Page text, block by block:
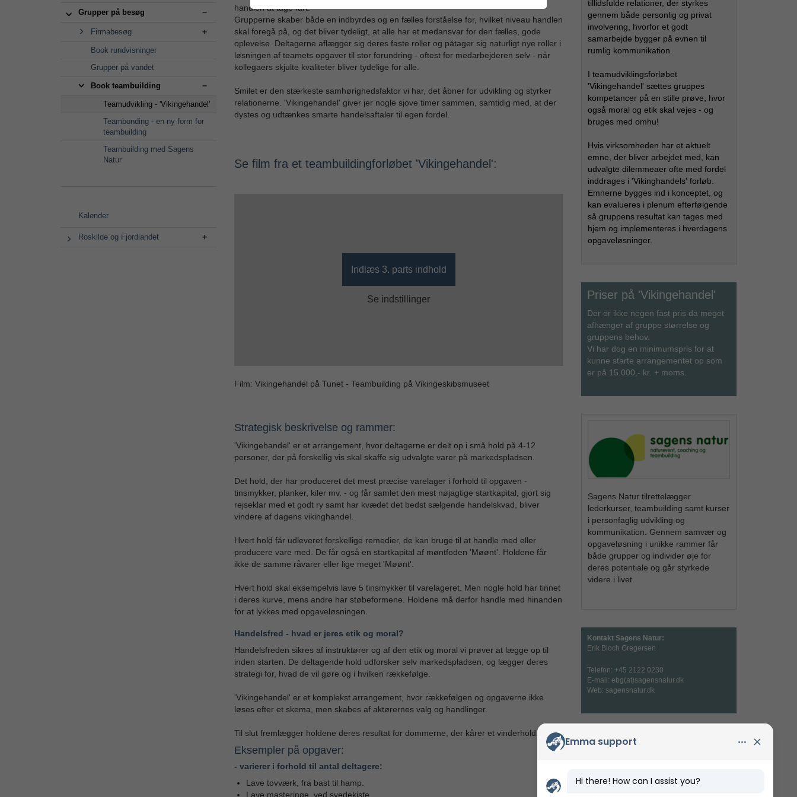
Grupper på besøg
Firmabesøg
Book rundvisninger
Grupper på vandet
Book teambuilding
Teamudvikling - 'Vikingehandel'
Teambonding - en ny form for
teambuilding
Teambuilding med Sagens
Natur
Kalender
Roskilde og Fjordlandet
handlen at tage fart.
Grupperne skaber både en indbyrdes og en fælles forståelse for, hvilket niveau handlen
skal foregå på, og det bliver tydeligt, at alle har et medansvar for den fælles, gode
oplevelse. Deltagerne aflægger sig deres faste roller og påtager sig naturligt nye roller i
løsningen af teamets opgaver til stor forundring - oftest for medarbejderen selv - når
kollegaers skjulte kvaliteter bliver tydelige for alle.
Smilet er den stærkeste samhørighedsfaktor vi har, det åbner for udvikling og styrker
relationerne. 'Vikingehandel' giver jer nogle sjove timer sammen, samtidig med, at der
dystes og udtænkes smarte handelsaftaler til egen fordel.
Se film fra et teambuildingforløbet 'Vikingehandel':
Indlæs 3. parts indhold
Se indstillinger
Film: Vikingehandel på Tunet - Teambuilding på Vikingeskibsmuseet
Strategisk beskrivelse og rammer:
'Vikingehandel' er et arrangement, hvor deltagerne er delt op i små hold på 4-12
personer, der på forskellig vis skal skaffe sig udvalgte varer på markedspladsen.
Det hold, der har produceret det mest præcise varelager i forhold til opgaven -
tinsmykker, planker, kiler mv. - og får samlet den mest nøjagtige startkapital, gjort sig
rejseklar med et godt ry samt har kvædet det bedst sælgende handelskvad, bliver
vindere af dagens vikinghandel.
Hvert hold får udleveret forskellige remedier, de kan bruge til at handle med eller
producere vare med. De får også en startkapital af møntfoden 'Møønt'. Holdene får
ikke de samme råvarer eller lige meget 'Møønt'.
Hvert hold skal eksempelvis lave 5 tinsmykker til varelageret. Men nogle hold har tinnet
i deres kurve, mens andre har støbeformene. Holdene må derfor handle med hinanden
for at lykkes med opgaveløsningen.
Handelsfred - hvad er jeres etik og moral?
Handelsfreden sikres af instruktører og af den etik og moral vi prøver at lægge op til
inden starten. De deltagende hold udforsker selv markedspladsen, og lægger deres
strategi for, hvad de vil gøre og i hvilken rækkefølge.
'Vikingehandel' er et komplekst arrangement, hvor rækkefølgen og opgaverne ikke
løses efter et skema, men skabes af aktørernes valg og handlinger.
Til slut fremlægger holdene deres resultat for dommerne, der kårer et vinderhold.
Eksempler på opgaver:
- varierer i forhold til antal deltagere:
Lave tovværk, fra bast til hamp.
Lave masteringe, ved svedekiste.
tillidsfulde relationer, der styrkes
gennem både personlig og privat
involvering, hvorfor et godt
samarbejde bygger på evnen til
rumlig kommunikation.
I teamudviklingsforløbet
'Vikingehandel' sættes gruppes
kompetancer på en stille prøve, hvor
også moral og etik skal vejes - og
bruges med omhu!
Hvis virksomheden har et aktuelt
emne, der bliver arbejdet med, kan
udvalgte dilemmeaer ofte med fordel
inddrages i 'Vikinghandels' forløb.
Emnerne bygges ind i konceptet, og
kan evalueres i plenum efterfølgende
så gruppens resultat kan tages med
hjem og implementeres i hverdagens
opgaveløsninger.
Priser på 'Vikingehandel'
Der er ikke nogen fast pris da meget
afhænger af gruppe størrelse og
gruppens behov.
Vi har dog en minimumspris for at
kunne starte arrangementet op som
er på 15.000,- kr. + moms.
Sagens Natur tilrettelægger
lederkurser, teambuilding samt kurser
i personfaglig udvikling og
kommunikation. Gennem samvær og
opgaveløsning i unikke rammer får
både grupper og individer øje for
deres potentiale og går styrkede
videre i livet.
Kontakt Sagens Natur:
Erik Bloch Gregersen
Telefon: +45 2122 0230
E-mail: ebg(at)sagensnatur.dk
Web: sagensnatur.dk